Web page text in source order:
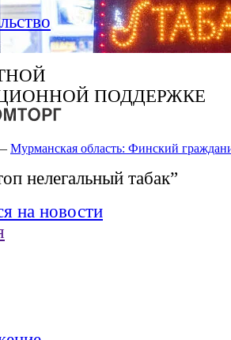
ПОДДЕРЖКЕ
Мурманская область: Финский
нелегальный табак”
на новости